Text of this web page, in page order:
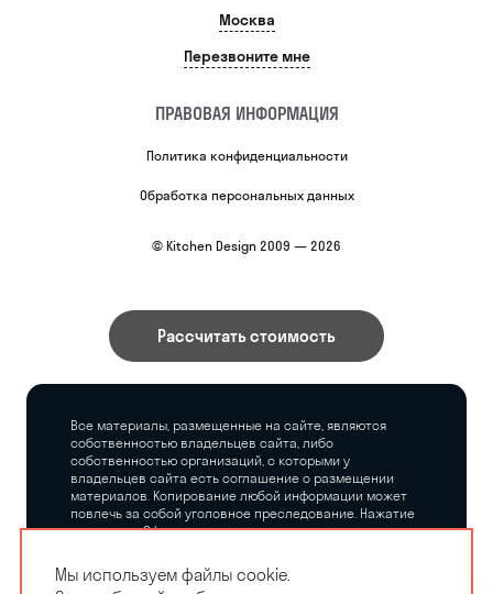
Москва
Перезвоните мне
ПРАВОВАЯ ИНФОРМАЦИЯ
Политика конфиденциальности
Обработка персональных данных
© Kitchen Design 2009 — 2026
Рассчитать стоимость
Все материалы, размещенные на сайте, являются
собственностью владельцев сайта, либо
собственностью организаций, с которыми у
владельцев сайта есть соглашение о размещении
материалов. Копирование любой информации может
повлечь за собой уголовное преследование. Нажатие
на кнопку «Оформить заказ», а также последующее
владельцев сайта никаких обязательств.
Мы используем файлы cookie.